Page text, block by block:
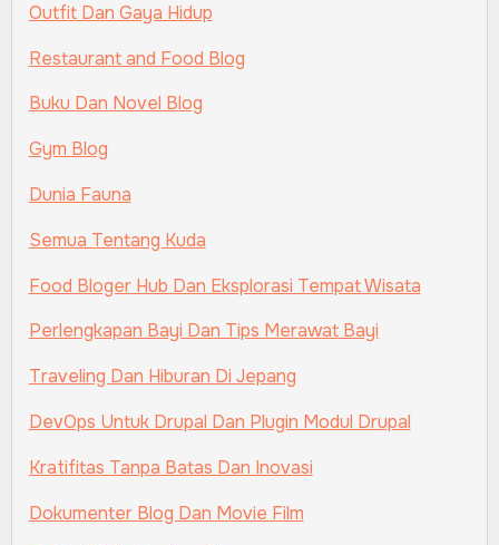
Outfit Dan Gaya Hidup
Restaurant and Food Blog
Buku Dan Novel Blog
Gym Blog
Dunia Fauna
Semua Tentang Kuda
Food Bloger Hub Dan Eksplorasi Tempat Wisata
Perlengkapan Bayi Dan Tips Merawat Bayi
Traveling Dan Hiburan Di Jepang
DevOps Untuk Drupal Dan Plugin Modul Drupal
Kratifitas Tanpa Batas Dan Inovasi
Dokumenter Blog Dan Movie Film